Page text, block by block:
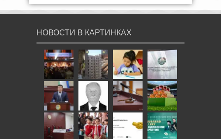
НОВОСТИ В КАРТИНКАХ